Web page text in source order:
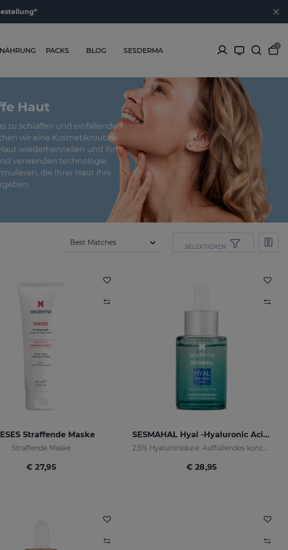
PACKS BLOG SESDERMA
0
Haut
zu schlaffen und einfallenden
wir eine Kosmetikroutine
wiederherstellen und ihr
verwenden technologie
die Ihrer Haut ihre
SELEKTIEREN
Straffende Maske
Straffende Maske
€ 27,95
SESMAHAL Hyal -Hyaluronic Acid 2.5%
2,5% Hyaluronsäure. Auffüllendes konzentriertes Serum
€ 28,95